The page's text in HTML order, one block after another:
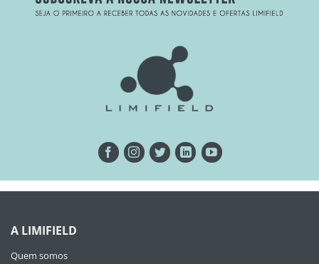
A LIMIFIELD
Quem somos